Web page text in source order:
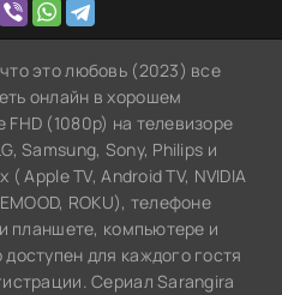
это любовь (2023) все
онлайн в хорошем
FHD (1080p) на телевизоре
Samsung, Sony, Philips и
( Apple TV, Android TV, NVIDIA
ROKU), телефоне
планшете, компьютере и
для каждого гостя
Сериал Sarangira